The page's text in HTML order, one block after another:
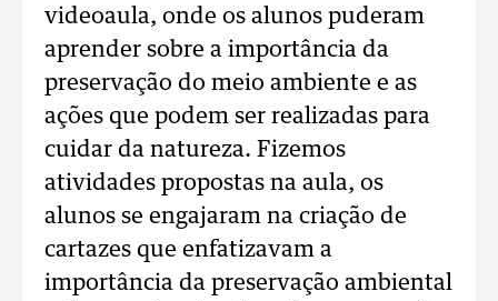
videoaula, onde os alunos puderam
aprender sobre a importância da
preservação do meio ambiente e as
ações que podem ser realizadas para
cuidar da natureza. Fizemos
atividades propostas na aula, os
alunos se engajaram na criação de
cartazes que enfatizavam a
importância da preservação ambiental